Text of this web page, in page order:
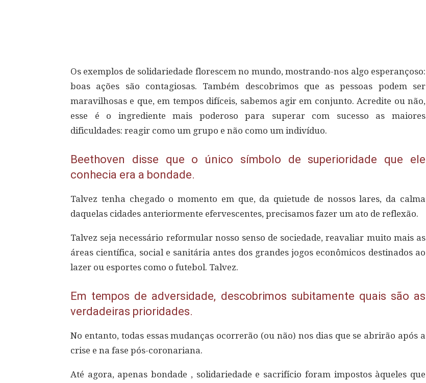
Os exemplos de solidariedade florescem no mundo, mostrando-nos algo esperançoso:
boas ações são contagiosas. Também descobrimos que as pessoas podem ser
maravilhosas e que, em tempos difíceis, sabemos agir em conjunto. Acredite ou não,
esse é o ingrediente mais poderoso para superar com sucesso as maiores
dificuldades: reagir como um grupo e não como um indivíduo.
Beethoven disse que o único símbolo de superioridade que ele
conhecia era a bondade.
Talvez tenha chegado o momento em que, da quietude de nossos lares, da calma
daquelas cidades anteriormente efervescentes, precisamos fazer um ato de reflexão.
Talvez seja necessário reformular nosso senso de sociedade, reavaliar muito mais as
áreas científica, social e sanitária antes dos grandes jogos econômicos destinados ao
lazer ou esportes como o futebol. Talvez.
Em tempos de adversidade, descobrimos subitamente quais são as
verdadeiras prioridades.
No entanto, todas essas mudanças ocorrerão (ou não) nos dias que se abrirão após a
crise e na fase pós-coronariana.
Até agora, apenas bondade , solidariedade e sacrifício foram impostos àqueles que